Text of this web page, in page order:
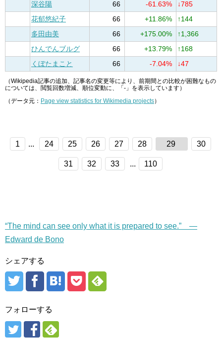
深谷陽
66 -61.63%
↓785
花郁悠紀子
66 +11.86%
↑144
多田由美
66 +175.00%
↑1,366
ひんでんブルグ
66 +13.79%
↑168
くぼたまこと
66 -7.04% ↓47
（Wikipedia記事の追加、記事名の変更等により、前期間との比較が困難なもの
については、閲覧回数増減、順位変動に、「-」を表示しています）
（データ元： Page view statistics for Wikimedia projects）
1 ... 24 25 26 27 28 29 30
31 32 33 ... 110
“The mind can see only what it is prepared to see.” —
Edward de Bono
シェアする
フォローする